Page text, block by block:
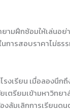
ยามฝึกซ้อมให้เล่น
การสอบราคาไม่ธร
รงเรียน เมื่อลองนึ
ตรียมเข้ามหาวิทย
งล้มเลิกการเรียนด